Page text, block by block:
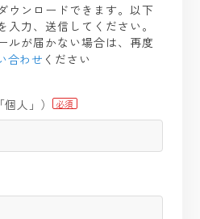
ウンロードできます。以下
入力、送信してください。
ルが届かない場合は、再度
合わせ ください
人」） 必須